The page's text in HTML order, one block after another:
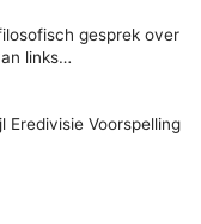
gesprek over
links…
Eredivisie Voorspelling